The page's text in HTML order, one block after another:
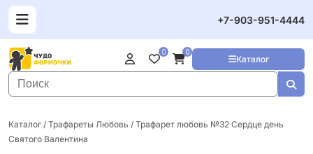
+7-903-951-4444
Каталог
0 0
Каталог / Трафареты Любовь / Трафарет любовь №32 Сердце день
Святого Валентина